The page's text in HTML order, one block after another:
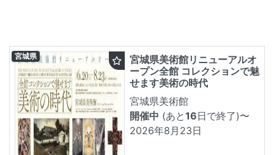
宮城県美術館リニューアルオ
ープン全館 コレクションで魅
せます美術の時代
宮城県美術館
開催中 (あと16日で終了)〜
2026年8月23日
宮城県